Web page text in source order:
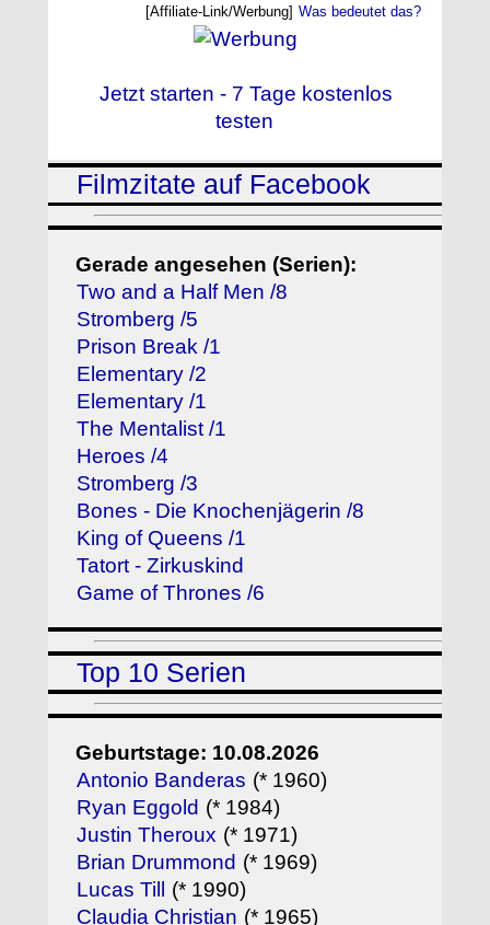
[Affiliate-Link/Werbung] Was bedeutet das?
Jetzt starten - 7 Tage kostenlos
testen
Filmzitate auf Facebook
Gerade angesehen (Serien):
Two and a Half Men /8
Stromberg /5
Prison Break /1
Elementary /2
Elementary /1
The Mentalist /1
Heroes /4
Stromberg /3
Bones - Die Knochenjägerin /8
King of Queens /1
Tatort - Zirkuskind
Game of Thrones /6
Top 10 Serien
Geburtstage: 10.08.2026
Antonio Banderas (* 1960)
Ryan Eggold (* 1984)
Justin Theroux (* 1971)
Brian Drummond (* 1969)
Lucas Till (* 1990)
Claudia Christian (* 1965)